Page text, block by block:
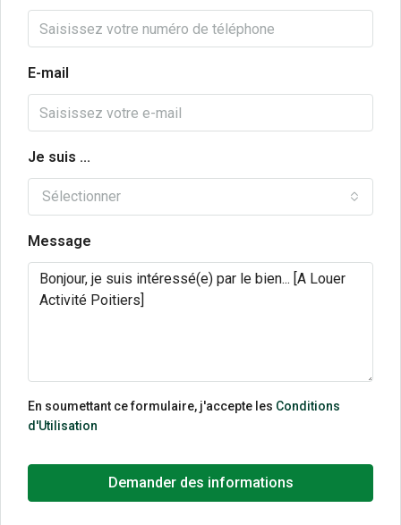
E-mail
Je suis ...
Sélectionner
Message
En soumettant ce formulaire, j'accepte les Conditions
d'Utilisation
Demander des informations